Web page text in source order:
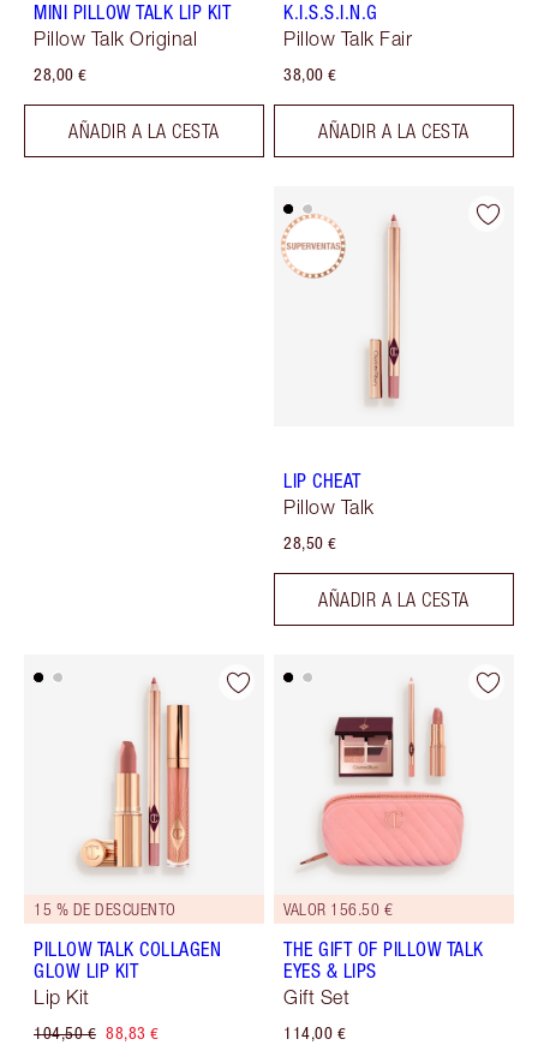
MINI PILLOW TALK LIP KIT
Pillow Talk Original
28,00 €
AÑADIR A LA CESTA
K.I.S.S.I.N.G
Pillow Talk Fair
38,00 €
AÑADIR A LA CESTA
LIP CHEAT
Pillow Talk
28,50 €
AÑADIR A LA CESTA
15 % DE DESCUENTO
PILLOW TALK COLLAGEN
GLOW LIP KIT
Lip Kit
104,50 € 88,83 €
VALOR 156.50 €
THE GIFT OF PILLOW TALK
EYES & LIPS
Gift Set
114,00 €